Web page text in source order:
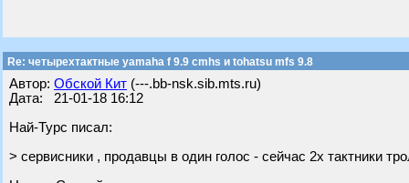
Re: четырехтактные yamaha f 9.9 cmhs и tohatsu mfs 9.8
Автор: Обской Кит (---.bb-nsk.sib.mts.ru)
Дата: 21-01-18 16:12
Най-Турс писал:
> сервисники , продавцы в один голос - сейчас 2х тактники